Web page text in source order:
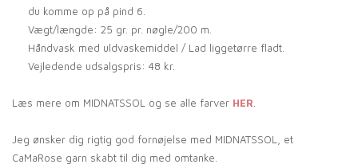
du komme op på pind 6.
Vægt/længde: 25 gr. pr. nøgle/200 m.
Håndvask med uldvaskemiddel / Lad liggetørre fladt.
Vejledende udsalgspris: 48 kr.
Læs mere om MIDNATSSOL og se alle farver HER
Jeg ønsker dig rigtig god fornøjelse med MIDNATSSOL, et
CaMaRose garn skabt til dig med omtanke.